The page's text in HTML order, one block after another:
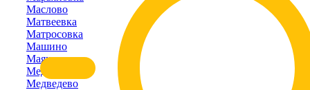
Маслово
Матвеевка
Матросовка
Машино
Маяк
Медведевка
Медведево